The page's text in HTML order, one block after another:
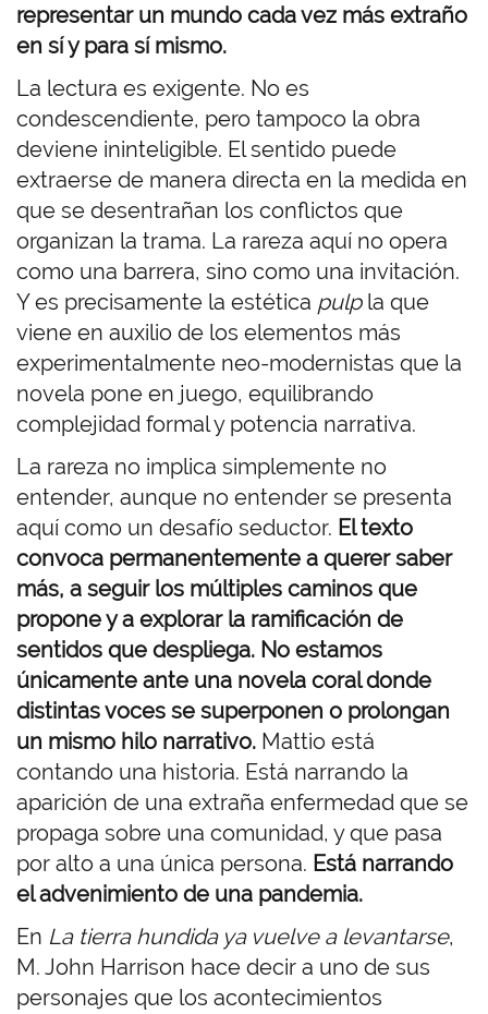
representar un mundo cada vez más extraño
en sí y para sí mismo.
La lectura es exigente. No es
condescendiente, pero tampoco la obra
deviene ininteligible. El sentido puede
extraerse de manera directa en la medida en
que se desentrañan los conflictos que
organizan la trama. La rareza aquí no opera
como una barrera, sino como una invitación.
Y es precisamente la estética pulpla que
viene en auxilio de los elementos más
experimentalmente neo-modernistas que la
novela pone en juego, equilibrando
complejidad formal y potencia narrativa.
La rareza no implica simplemente no
entender, aunque no entender se presenta
aquí como un desafío seductor. El texto
convoca permanentemente a querer saber
más, a seguir los múltiples caminos que
propone y a explorar la ramificación de
sentidos que despliega. No estamos
únicamente ante una novela coral donde
distintas voces se superponen o prolongan
un mismo hilo narrativo. Mattio está
contando una historia. Está narrando la
aparición de una extraña enfermedad que se
propaga sobre una comunidad, y que pasa
por alto a una única persona. Está narrando
el advenimiento de una pandemia.
En La tierra hundida ya vuelve a levantarse,
M. John Harrison hace decir a uno de sus
personajes que los acontecimientos